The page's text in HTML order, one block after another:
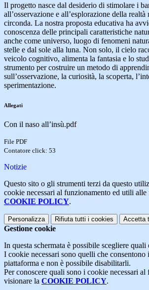
Il progetto nasce dal desiderio di stimolare i
all’osservazione e all’esplorazione della realtà
circonda. La nostra proposta educativa ha
conoscenza delle principali caratteristiche
anche come universo, luogo di fenomeni
stelle e dal sole alla luna. Non solo, il cielo
veicolo cognitivo, alimenta la fantasia e lo
strumento per costruire un metodo di
sull’osservazione, la curiosità, la scoperta,
sperimentazione.
Allegati
Con il naso all’insù.pdf
File PDF
Contatore click: 53
Notizie
Questo sito o gli strumenti terzi da questo
cookie necessari al funzionamento ed utili
COOKIE POLICY.
Personalizza Rifiuta tutti i cookies Accetta
Gestione cookie
In questa schermata è possibile scegliere
I cookie necessari sono quelli che
piattaforma e non è possibile disabilitarli.
Per conoscere quali sono i cookie necessari
visionare la COOKIE POLICY.